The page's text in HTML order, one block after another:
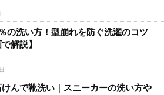
の洗い方！型崩れを防ぐ洗濯のコツ
解説】
んで靴洗い｜スニーカーの洗い方や